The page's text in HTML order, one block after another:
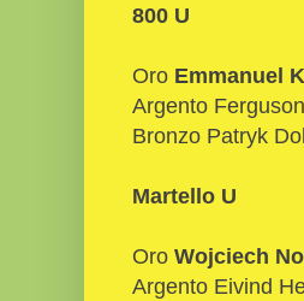
800 U
Oro Emmanuel
Argento
Bronzo Patryk
Martello U
Oro Wojciech
Argento Eivind